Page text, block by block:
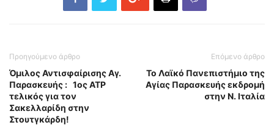
Προηγούμενο άρθρο
Όμιλος Αντισφαίρισης Αγ.
Παρασκευής : 1ος ΑΤΡ
τελικός για τον
Σακελλαρίδη στην
Στουτγκάρδη!
Επόμενο άρθρο
Το Λαϊκό Πανεπιστήμιο της
Αγίας Παρασκευής εκδρομή
στην Ν. Ιταλία